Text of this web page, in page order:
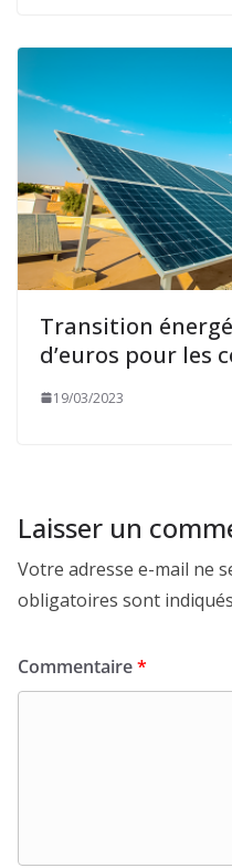
Transition
d’euros pour les
19/03/2023
Laisser un
Votre adresse e-mail ne
obligatoires sont
Commentaire*